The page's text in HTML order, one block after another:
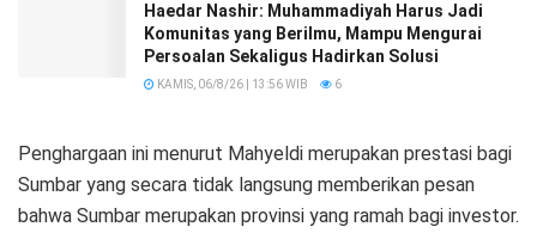
Haedar Nashir: Muhammadiyah Harus Jadi
Komunitas yang Berilmu, Mampu Mengurai
Persoalan Sekaligus Hadirkan Solusi
KAMIS, 06/8/26 | 13:56 WIB 6
Penghargaan ini menurut Mahyeldi merupakan prestasi bagi
Sumbar yang secara tidak langsung memberikan pesan
bahwa Sumbar merupakan provinsi yang ramah bagi investor.